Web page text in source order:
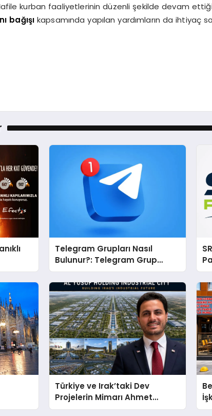
kurban faaliyetlerinin düzenli şekilde devam
bağışı kapsamında yapılan yardımların da ihtiyaç
Telegram Grupları Nasıl
Bulunur?: Telegram Grup
Bulma Sürecini Daha Verimli
Hale Getirin
Türkiye ve Irak’taki Dev
Projelerin Mimarı Ahmet
Hasan Salim Beyoğlu, 10